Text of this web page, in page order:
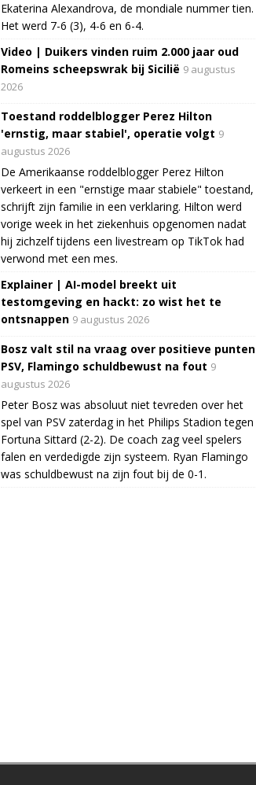
Ekaterina Alexandrova, de mondiale nummer tien.
Het werd 7-6 (3), 4-6 en 6-4.
Video | Duikers vinden ruim 2.000 jaar oud
Romeins scheepswrak bij Sicilië 9 augustus
2026
Toestand roddelblogger Perez Hilton
'ernstig, maar stabiel', operatie volgt 9
augustus 2026
De Amerikaanse roddelblogger Perez Hilton
verkeert in een "ernstige maar stabiele" toestand,
schrijft zijn familie in een verklaring. Hilton werd
vorige week in het ziekenhuis opgenomen nadat
hij zichzelf tijdens een livestream op TikTok had
verwond met een mes.
Explainer | AI-model breekt uit
testomgeving en hackt: zo wist het te
ontsnappen 9 augustus 2026
Bosz valt stil na vraag over positieve punten
PSV, Flamingo schuldbewust na fout 9
augustus 2026
Peter Bosz was absoluut niet tevreden over het
spel van PSV zaterdag in het Philips Stadion tegen
Fortuna Sittard (2-2). De coach zag veel spelers
falen en verdedigde zijn systeem. Ryan Flamingo
was schuldbewust na zijn fout bij de 0-1.